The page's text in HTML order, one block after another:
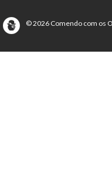
© 2026 Comendo com os